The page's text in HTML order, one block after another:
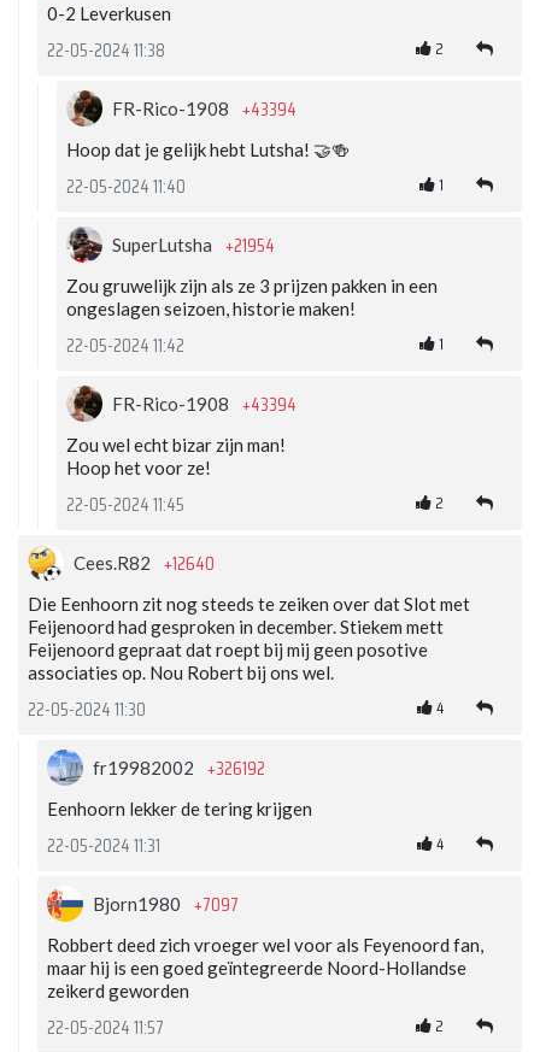
0-2 Leverkusen
22-05-2024 11:38 2
FR-Rico-1908 +43394
Hoop dat je gelijk hebt Lutsha! 🤝🍻
22-05-2024 11:40 1
SuperLutsha +21954
Zou gruwelijk zijn als ze 3 prijzen pakken in een
ongeslagen seizoen, historie maken!
22-05-2024 11:42 1
FR-Rico-1908 +43394
Zou wel echt bizar zijn man!
Hoop het voor ze!
22-05-2024 11:45 2
Cees.R82 +12640
Die Eenhoorn zit nog steeds te zeiken over dat Slot met
Feijenoord had gesproken in december. Stiekem mett
Feijenoord gepraat dat roept bij mij geen posotive
associaties op. Nou Robert bij ons wel.
22-05-2024 11:30 4
fr19982002 +326192
Eenhoorn lekker de tering krijgen
22-05-2024 11:31 4
Bjorn1980 +7097
Robbert deed zich vroeger wel voor als Feyenoord fan,
maar hij is een goed geïntegreerde Noord-Hollandse
zeikerd geworden
22-05-2024 11:57 2